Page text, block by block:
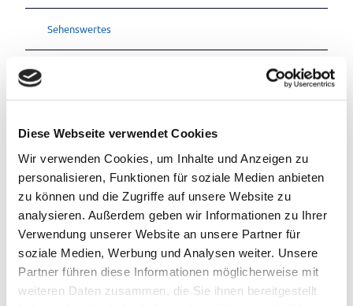
Diese Webseite verwendet Cookies
Wir verwenden Cookies, um Inhalte und Anzeigen zu
personalisieren, Funktionen für soziale Medien anbieten
zu können und die Zugriffe auf unsere Website zu
analysieren. Außerdem geben wir Informationen zu Ihrer
Verwendung unserer Website an unsere Partner für
soziale Medien, Werbung und Analysen weiter. Unsere
Partner führen diese Informationen möglicherweise mit
weiteren Daten zusammen, die Sie ihnen bereitgestellt
Sehenswertes
Kontaktdaten
Seestr. 9
26160Bad Zwischenahn- Bad Zwischenahn-Rostrup I
(0049) 4403 7 18 00
(0049) 172 9211781
claus.graeper@ewetel.net
Website